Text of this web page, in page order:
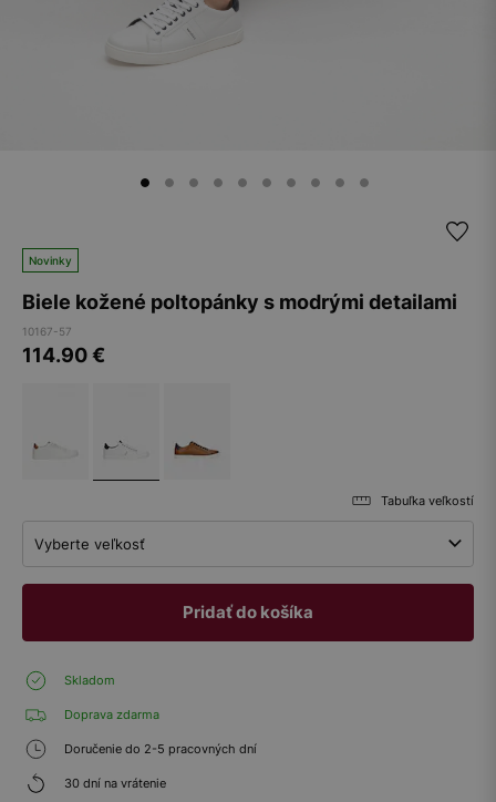
Novinky
Biele kožené poltopánky s modrými detailami
10167-57
114.90€
Tabuľka veľkostí
Vyberte veľkosť
Pridať do košíka
Skladom
Doprava zdarma
Doručenie do 2-5 pracovných dní
30 dní na vrátenie